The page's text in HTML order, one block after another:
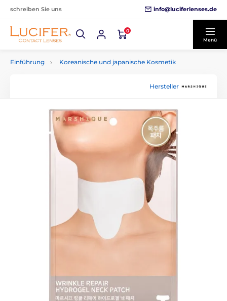
schreiben Sie uns info@luciferlenses.de
0
Menü
Einführung Koreanische und japanische Kosmetik
Hersteller